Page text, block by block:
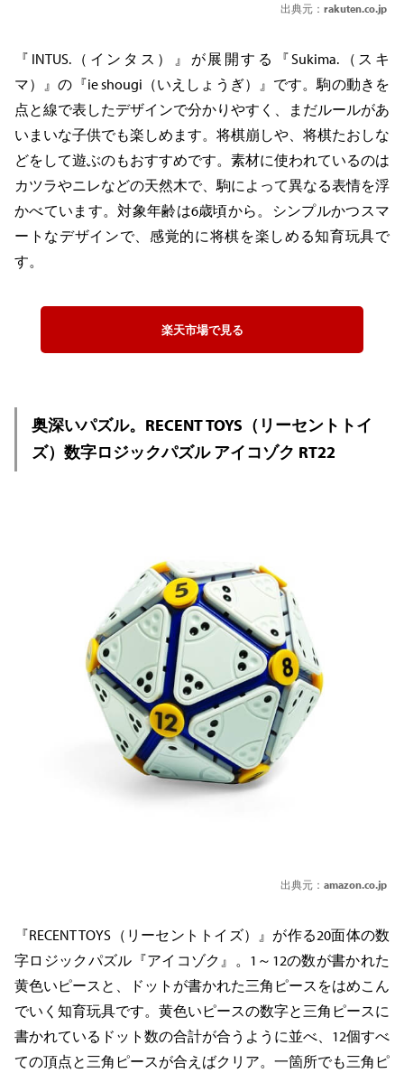
出典元： rakuten.co.jp
『INTUS.（インタス）』が展開する『Sukima.（スキ
マ）』の『ie shougi（いえしょうぎ）』です。駒の動きを
点と線で表したデザインで分かりやすく、まだルールがあ
いまいな子供でも楽しめます。将棋崩しや、将棋たおしな
どをして遊ぶのもおすすめです。素材に使われているのは
カツラやニレなどの天然木で、駒によって異なる表情を浮
かべています。対象年齢は6歳頃から。シンプルかつスマ
ートなデザインで、感覚的に将棋を楽しめる知育玩具で
す。
楽天市場で見る
奥深いパズル。RECENT TOYS（リーセントトイ
ズ）数字ロジックパズル アイコゾク RT22
出典元： amazon.co.jp
『RECENT TOYS（リーセントトイズ）』が作る20面体の数
字ロジックパズル『アイコゾク』。1～12の数が書かれた
黄色いピースと、ドットが書かれた三角ピースをはめこん
でいく知育玩具です。黄色いピースの数字と三角ピースに
書かれているドット数の合計が合うように並べ、12個すべ
ての頂点と三角ピースが合えばクリア。一箇所でも三角ピ